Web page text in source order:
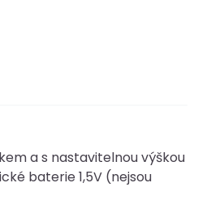
a s nastavitelnou výškou
baterie 1,5V (nejsou